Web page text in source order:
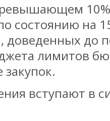
состоянию на
доведенных до
лимитов
вступают в